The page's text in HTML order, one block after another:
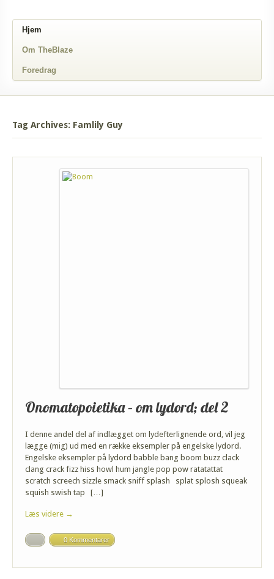
Hjem
Om TheBlaze
Foredrag
Tag Archives: Famlily Guy
Onomatopoietika – om lydord; del 2
I denne andel del af indlægget om lydefterlignende ord, vil jeg
lægge (mig) ud med en række eksempler på engelske lydord.
Engelske eksempler på lydord babble bang boom buzz clack
clang crack fizz hiss howl hum jangle pop pow ratatattat
scratch screech sizzle smack sniff splash splat splosh squeak
squish swish tap […]
Læs videre →
0 Kommentarer